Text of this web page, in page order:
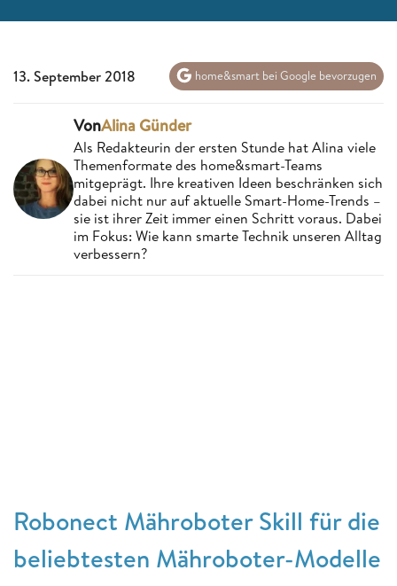
13. September 2018 home&smart bei Google bevorzugen
VonAlina Günder
Als Redakteurin der ersten Stunde hat Alina viele
Themenformate des home&smart-Teams
mitgeprägt. Ihre kreativen Ideen beschränken sich
dabei nicht nur auf aktuelle Smart-Home-Trends –
sie ist ihrer Zeit immer einen Schritt voraus. Dabei
im Fokus: Wie kann smarte Technik unseren Alltag
verbessern?
Robonect Mähroboter Skill für die
beliebtesten Mähroboter-Modelle